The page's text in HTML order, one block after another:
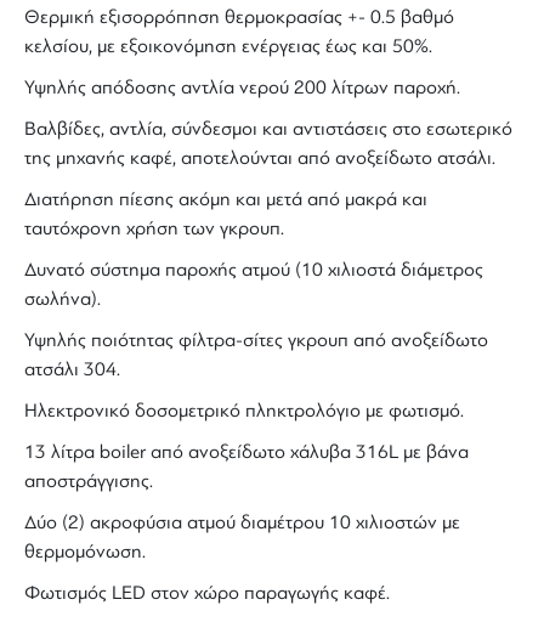
Θερμική εξισορρόπηση θερμοκρασίας +- 0.5 βαθμό
κελσίου, με εξοικονόμηση ενέργειας έως και 50%.
Υψηλής απόδοσης αντλία νερού 200 λίτρων παροχή.
Βαλβίδες, αντλία, σύνδεσμοι και αντιστάσεις στο εσωτερικό
της μηχανής καφέ, αποτελούνται από ανοξείδωτο ατσάλι.
Διατήρηση πίεσης ακόμη και μετά από μακρά και
ταυτόχρονη χρήση των γκρουπ.
Δυνατό σύστημα παροχής ατμού (10 χιλιοστά διάμετρος
σωλήνα).
Υψηλής ποιότητας φίλτρα-σίτες γκρουπ από ανοξείδωτο
ατσάλι 304.
Ηλεκτρονικό δοσομετρικό πληκτρολόγιο με φωτισμό.
13 λίτρα boiler από ανοξείδωτο χάλυβα 316L με βάνα
αποστράγγισης.
Δύο (2) ακροφύσια ατμού διαμέτρου 10 χιλιοστών με
θερμομόνωση.
Φωτισμός LED στον χώρο παραγωγής καφέ.